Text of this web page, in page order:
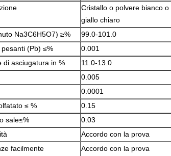
Cristallo o polvere bianco o
giallo chiaro
Na3C6H5O7) ≥% 99.0-101.0
pesanti (Pb) ≤%
0.001
di asciugatura in %
11.0-13.0
0.005
0.0001
≤ %
0.15
sale≤%
0.03
Accordo con la prova
facilmente
Accordo con la prova